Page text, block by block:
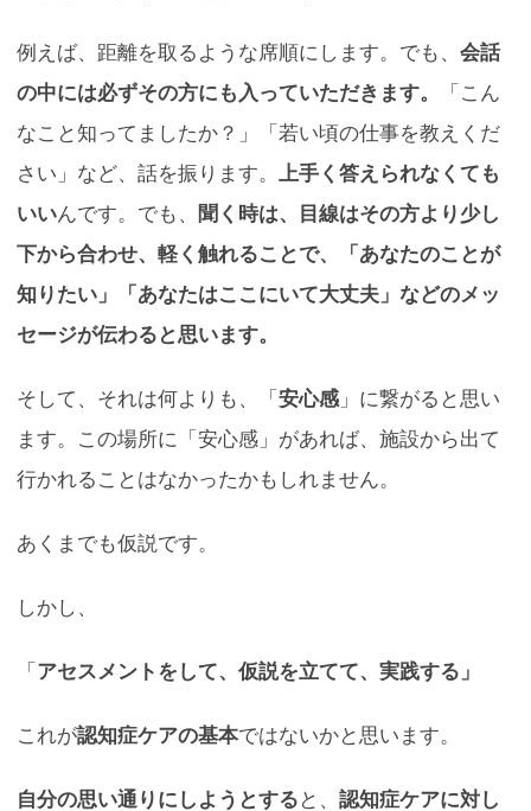
例えば、距離を取るような席順にします。でも、 会話
の中には必ずその方にも入っていただきます。
「こん
なこと知ってましたか？」「若い頃の仕事を教えくだ
さい」など、話を振ります。
上手く答えられなくても
いいんです。でも、
聞く時は、目線はその方より少し
下から合わせ、軽く触れることで、「あなたのことが
知りたい」「あなたはここにいて大丈夫」などのメッ
セージが伝わると思います。
そして、それは何よりも、「安心感 」に繋がると思い
ます。この場所に「安心感」があれば、施設から出て
行かれることはなかったかもしれません。
あくまでも仮説です。
しかし、
「アセスメントをして、仮説を立てて、実践する」
これが認知症ケアの基本ではないかと思います。
自分の思い通りにしようとする と、 認知症ケアに対し